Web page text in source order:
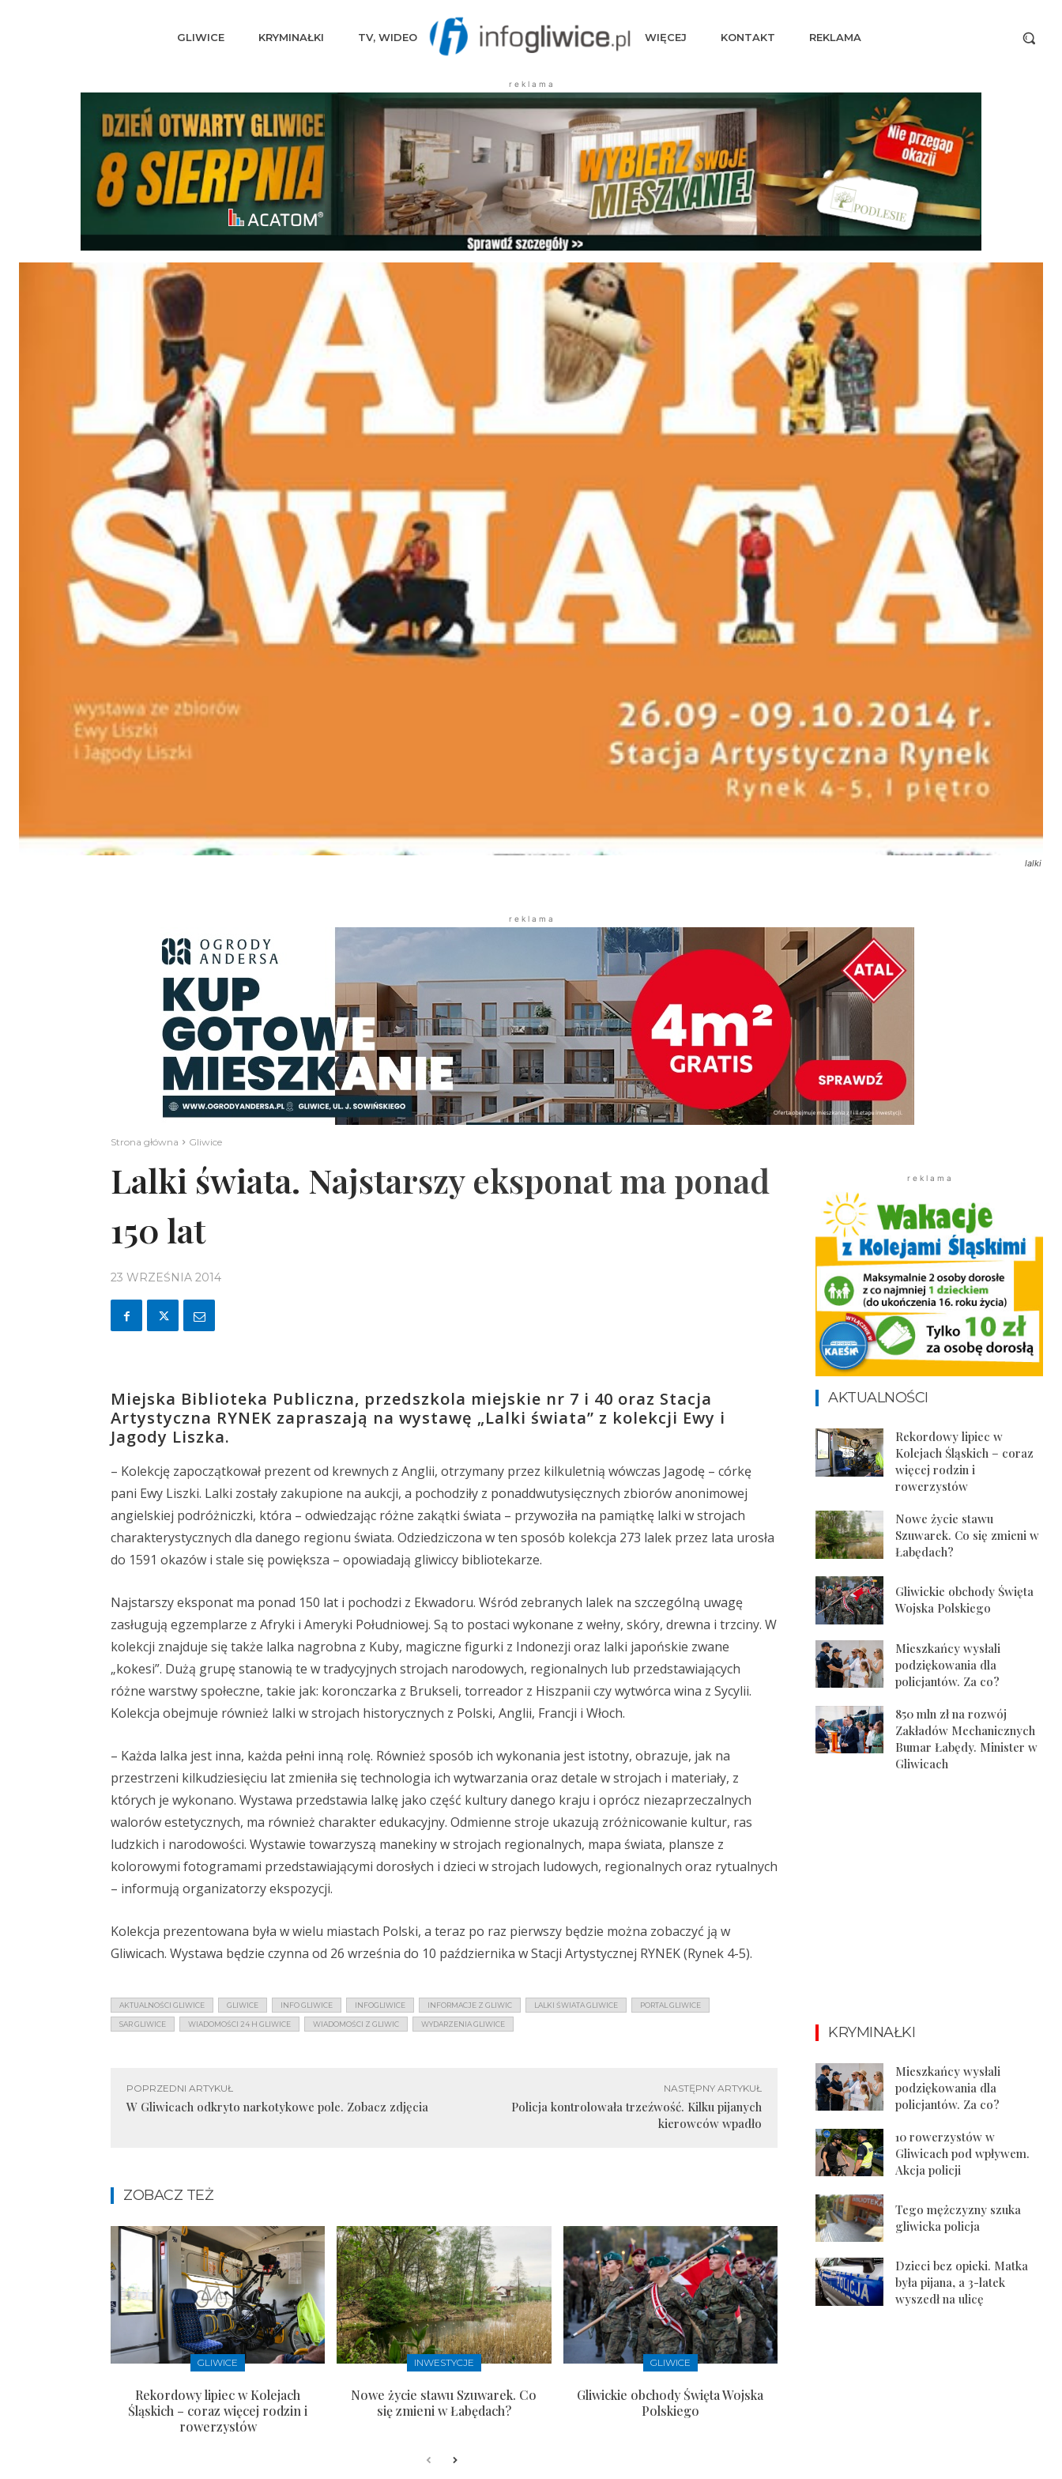
GLIWICE KRYMINAŁKI TV, WIDEO WIĘCEJ KONTAKT REKLAMA
r e k l a m a
lalki
r e k l a m a
Strona główna Gliwice
Lalki świata. Najstarszy eksponat ma ponad
150 lat
23 WRZEŚNIA 2014
Miejska Biblioteka Publiczna, przedszkola miejskie nr 7 i 40 oraz Stacja
Artystyczna RYNEK zapraszają na wystawę „Lalki świata” z kolekcji Ewy i
Jagody Liszka.
– Kolekcję zapoczątkował prezent od krewnych z Anglii, otrzymany przez kilkuletnią wówczas Jagodę – córkę
pani Ewy Liszki. Lalki zostały zakupione na aukcji, a pochodziły z ponaddwutysięcznych zbiorów anonimowej
angielskiej podróżniczki, która – odwiedzając różne zakątki świata – przywoziła na pamiątkę lalki w strojach
charakterystycznych dla danego regionu świata. Odziedziczona w ten sposób kolekcja 273 lalek przez lata urosła
do 1591 okazów i stale się powiększa – opowiadają gliwiccy bibliotekarze.
Najstarszy eksponat ma ponad 150 lat i pochodzi z Ekwadoru. Wśród zebranych lalek na szczególną uwagę
zasługują egzemplarze z Afryki i Ameryki Południowej. Są to postaci wykonane z wełny, skóry, drewna i trzciny. W
kolekcji znajduje się także lalka nagrobna z Kuby, magiczne figurki z Indonezji oraz lalki japońskie zwane
„kokesi”. Dużą grupę stanowią te w tradycyjnych strojach narodowych, regionalnych lub przedstawiających
różne warstwy społeczne, takie jak: koronczarka z Brukseli, torreador z Hiszpanii czy wytwórca wina z Sycylii.
Kolekcja obejmuje również lalki w strojach historycznych z Polski, Anglii, Francji i Włoch.
– Każda lalka jest inna, każda pełni inną rolę. Również sposób ich wykonania jest istotny, obrazuje, jak na
przestrzeni kilkudziesięciu lat zmieniła się technologia ich wytwarzania oraz detale w strojach i materiały, z
których je wykonano. Wystawa przedstawia lalkę jako część kultury danego kraju i oprócz niezaprzeczalnych
walorów estetycznych, ma również charakter edukacyjny. Odmienne stroje ukazują zróżnicowanie kultur, ras
ludzkich i narodowości. Wystawie towarzyszą manekiny w strojach regionalnych, mapa świata, plansze z
kolorowymi fotogramami przedstawiającymi dorosłych i dzieci w strojach ludowych, regionalnych oraz rytualnych
– informują organizatorzy ekspozycji.
Kolekcja prezentowana była w wielu miastach Polski, a teraz po raz pierwszy będzie można zobaczyć ją w
Gliwicach. Wystawa będzie czynna od 26 września do 10 października w Stacji Artystycznej RYNEK (Rynek 4-5).
AKTUALNOŚCI GLIWICE GLIWICE INFO GLIWICE INFOGLIWICE INFORMACJE Z GLIWIC LALKI ŚWIATA GLIWICE PORTAL GLIWICE
SAR GLIWICE WIADOMOŚCI 24 H GLIWICE WIADOMOŚCI Z GLIWIC WYDARZENIA GLIWICE
POPRZEDNI ARTYKUŁ
W Gliwicach odkryto narkotykowe pole. Zobacz zdjęcia
NASTĘPNY ARTYKUŁ
Policja kontrolowała trzeźwość. Kilku pijanych
kierowców wpadło
ZOBACZ TEŻ
GLIWICE
Rekordowy lipiec w Kolejach
Śląskich – coraz więcej rodzin i
rowerzystów
INWESTYCJE
Nowe życie stawu Szuwarek. Co
się zmieni w Łabędach?
GLIWICE
Gliwickie obchody Święta Wojska
Polskiego
r e k l a m a
AKTUALNOŚCI
Rekordowy lipiec w
Kolejach Śląskich – coraz
więcej rodzin i
rowerzystów
Nowe życie stawu
Szuwarek. Co się zmieni w
Łabędach?
Gliwickie obchody Święta
Wojska Polskiego
Mieszkańcy wysłali
podziękowania dla
policjantów. Za co?
850 mln zł na rozwój
Zakładów Mechanicznych
Bumar Łabędy. Minister w
Gliwicach
KRYMINAŁKI
Mieszkańcy wysłali
podziękowania dla
policjantów. Za co?
10 rowerzystów w
Gliwicach pod wpływem.
Akcja policji
Tego mężczyzny szuka
gliwicka policja
Dzieci bez opieki. Matka
była pijana, a 3-latek
wyszedł na ulicę